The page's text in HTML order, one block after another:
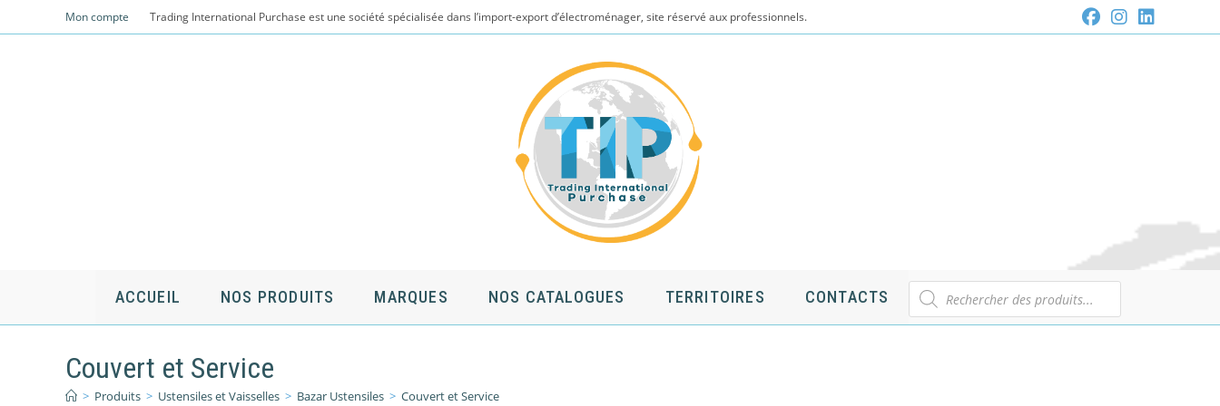
to
Mon compte Trading International Purchase est une société spécialisée dans l’import-export d’électroménager, site réservé aux professionnels.
ACCUEIL NOS PRODUITS MARQUES NOS CATALOGUES TERRITOIRES CONTACTS
Recherche
de
produits
Couvert et Service
> Produits > Ustensiles et Vaisselles > Bazar Ustensiles > Couvert et Service